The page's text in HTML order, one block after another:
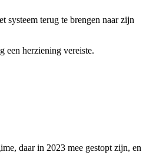
systeem terug te brengen naar zijn
een herziening vereiste.
daar in 2023 mee gestopt zijn, en